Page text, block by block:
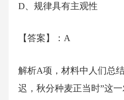
D、规律具有主观性
【答案】：A
解析A项，材料中人们总
迟，秋分种麦正当时”这